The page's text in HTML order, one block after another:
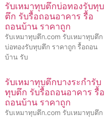
รับเหมาทุบตึกบ่อทองรับทุบ
ตึก รับรื้อถอนอาคาร รื้อ
ถอนบ้าน ราคาถูก
รับเหมาทุบตึก.com รับเหมาทุบตึก
บ่อทองรับทุบตึก ราคาถูก รื้อถอน
บ้าน รับ
รับเหมาทุบตึกบางระกำรับ
ทุบตึก รับรื้อถอนอาคาร รื้อ
ถอนบ้าน ราคาถูก
รับเหมาทุบตึก.com รับเหมาทุบตึก